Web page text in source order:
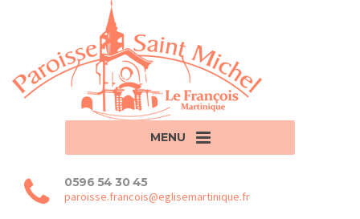
MENU
0596 54 30 45
paroisse.francois@eglisemartinique.fr